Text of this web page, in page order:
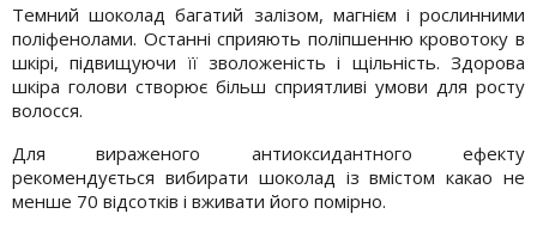
Темний шоколад багатий залізом, магнієм і рослинними
поліфенолами. Останні сприяють поліпшенню кровотоку в
шкірі, підвищуючи її зволоженість і щільність. Здорова
шкіра голови створює більш сприятливі умови для росту
волосся.
Для вираженого антиоксидантного ефекту
рекомендується вибирати шоколад із вмістом какао не
менше 70 відсотків і вживати його помірно.